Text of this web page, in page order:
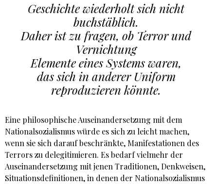
Geschichte wiederholt sich nicht
buchstäblich.
Daher ist zu fragen, ob Terror und
Vernichtung
Elemente eines Systems waren,
das sich in anderer Uniform
reproduzieren könnte.
Eine philosophische Auseinandersetzung mit dem
Nationalsozialismus würde es sich zu leicht machen,
wenn sie sich darauf beschränkte, Manifestationen des
Terrors zu delegitimieren. Es bedarf vielmehr der
Auseinandersetzung mit jenen Traditionen, Denkweisen,
Situationsdefinitionen, in denen der Nationalsozialismus